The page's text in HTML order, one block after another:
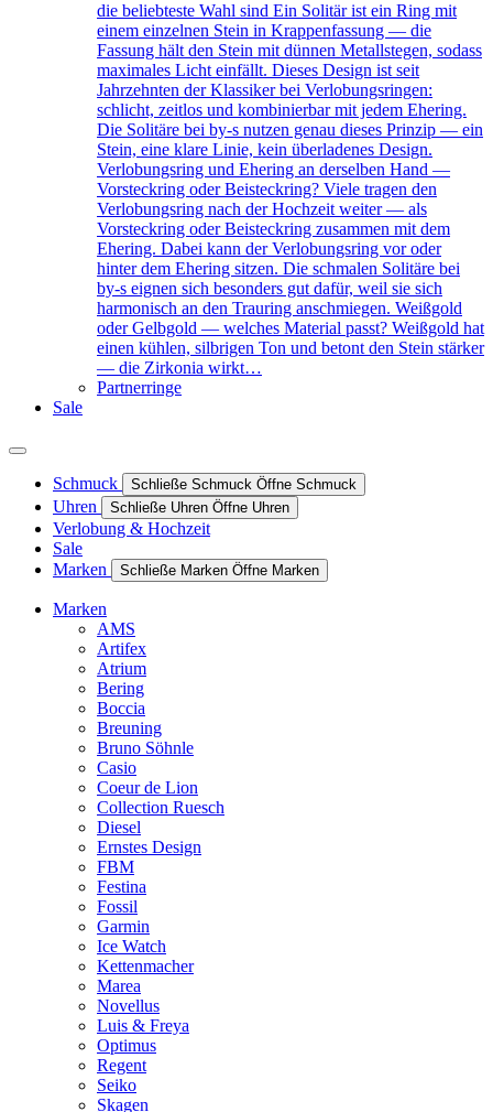
die beliebteste Wahl sind Ein Solitär ist ein Ring mit
einem einzelnen Stein in Krappenfassung — die
Fassung hält den Stein mit dünnen Metallstegen, sodass
maximales Licht einfällt. Dieses Design ist seit
Jahrzehnten der Klassiker bei Verlobungsringen:
schlicht, zeitlos und kombinierbar mit jedem Ehering.
Die Solitäre bei by-s nutzen genau dieses Prinzip — ein
Stein, eine klare Linie, kein überladenes Design.
Verlobungsring und Ehering an derselben Hand —
Vorsteckring oder Beisteckring? Viele tragen den
Verlobungsring nach der Hochzeit weiter — als
Vorsteckring oder Beisteckring zusammen mit dem
Ehering. Dabei kann der Verlobungsring vor oder
hinter dem Ehering sitzen. Die schmalen Solitäre bei
by-s eignen sich besonders gut dafür, weil sie sich
harmonisch an den Trauring anschmiegen. Weißgold
oder Gelbgold — welches Material passt? Weißgold hat
einen kühlen, silbrigen Ton und betont den Stein stärker
— die Zirkonia wirkt…
Partnerringe
Sale
Schmuck Schließe Schmuck Öffne Schmuck
Uhren Schließe Uhren Öffne Uhren
Verlobung & Hochzeit
Sale
Marken
Schließe Marken Öffne Marken
Marken
AMS
Artifex
Atrium
Bering
Boccia
Breuning
Bruno Söhnle
Casio
Coeur de Lion
Collection Ruesch
Diesel
Ernstes Design
FBM
Festina
Fossil
Garmin
Ice Watch
Kettenmacher
Marea
Novellus
Luis & Freya
Optimus
Regent
Seiko
Skagen